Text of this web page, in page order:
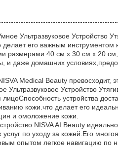
Ультразвуковое Устройство
его важным
размерами 40 см х 30 см х 20
и даже домашних
Medical Beauty
Ультразвуковое Устройство
устройства
кожи.что делает его
и омоложение кожи.
NISVA AI Beauty
по уходу за кожей.Его
опытом легкое навигацию по